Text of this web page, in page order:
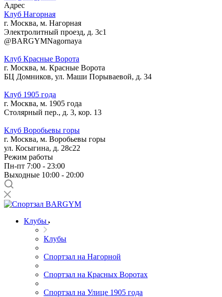
Адрес
Клуб Нагорная
г. Москва, м. Нагорная
Электролитный проезд, д. 3с1
@BARGYMNagornaya
Клуб Красные Ворота
г. Москва, м. Красные Ворота
БЦ Домников, ул. Маши Порываевой, д. 34
Клуб 1905 года
г. Москва, м. 1905 года
Столярный пер., д. 3, кор. 13
Клуб Воробьевы горы
г. Москва, м. Воробьевы горы
ул. Косыгина, д. 28с22
Режим работы
Пн-пт 7:00 - 23:00
Выходные 10:00 - 20:00
Клубы
Клубы
Спортзал на Нагорной
Спортзал на Красных Воротах
Спортзал на Улице 1905 года